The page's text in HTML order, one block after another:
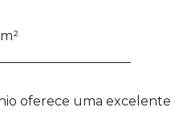
oferece uma